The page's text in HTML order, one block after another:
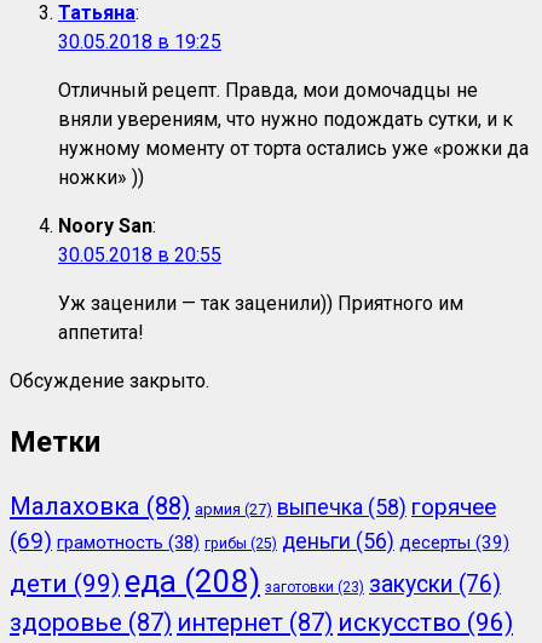
Татьяна:
30.05.2018 в 19:25
Отличный рецепт. Правда, мои домочадцы не
вняли уверениям, что нужно подождать сутки, и к
нужному моменту от торта остались уже «рожки да
ножки» ))
Noory San:
30.05.2018 в 20:55
Уж заценили — так заценили)) Приятного им
аппетита!
Обсуждение закрыто.
Метки
Малаховка (88) армия (27) выпечка (58) горячее
(69) грамотность (38) грибы (25) деньги (56) десерты (39)
дети (99) еда (208) заготовки (23) закуски (76)
здоровье (87) интернет (87) искусство (96)